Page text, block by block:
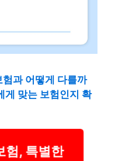
과 어떻게 다를까
게 맞는 보험인지 확
, 특별한